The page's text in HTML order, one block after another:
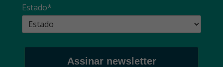
Estado*
Assinar newsletter